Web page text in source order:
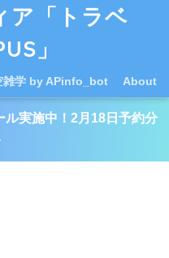
ア「トラベ
」
雑学 by APinfo_bot About
実施中！2月18日予約分